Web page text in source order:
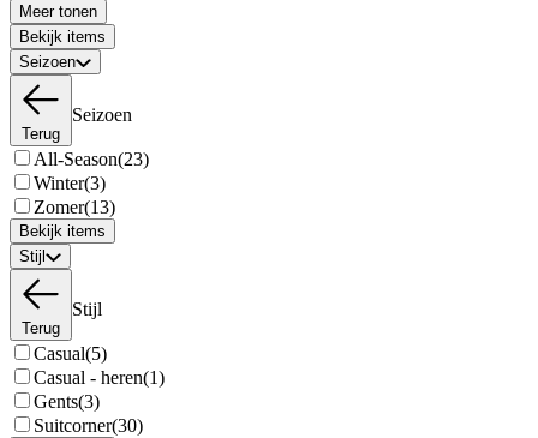
Meer tonen
Bekijk items
Seizoen
Terug
Seizoen
All-Season(23)
Winter(3)
Zomer(13)
Bekijk items
Stijl
Terug
Stijl
Casual(5)
Casual - heren(1)
Gents(3)
Suitcorner(30)